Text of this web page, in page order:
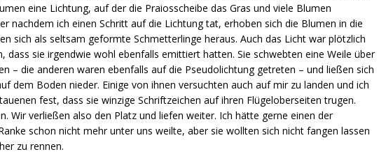
eine Lichtung, auf der die Praiosscheibe das Gras und viele Blumen
nachdem ich einen Schritt auf die Lichtung tat, erhoben sich die Blumen in die
sich als seltsam geformte Schmetterlinge heraus. Auch das Licht war plötzlich
dass sie irgendwie wohl ebenfalls emittiert hatten. Sie schwebten eine Weile über
– die anderen waren ebenfalls auf die Pseudolichtung getreten – und ließen sich
dem Boden nieder. Einige von ihnen versuchten auch auf mir zu landen und ich
fest, dass sie winzige Schriftzeichen auf ihren Flügeloberseiten trugen.
Wir verließen also den Platz und liefen weiter. Ich hätte gerne einen der
schon nicht mehr unter uns weilte, aber sie wollten sich nicht fangen lassen
zu rennen.